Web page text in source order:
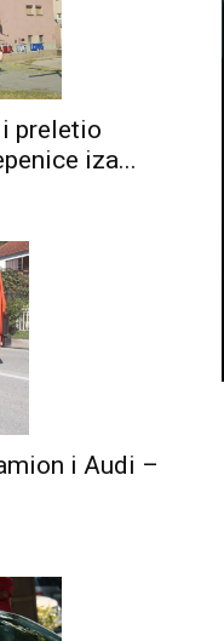
preletio
iza...
i Audi –